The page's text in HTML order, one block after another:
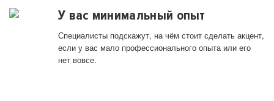
У вас минимальный опыт
Специалисты подскажут, на чём стоит сделать акцент,
если у вас мало профессионального опыта или его
нет вовсе.